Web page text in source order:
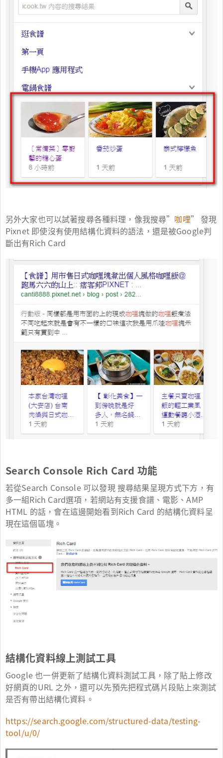
另外大家也可以試著搜尋各種料理，像我搜尋” 咖哩” 發現
Pixnet 即使沒有使用結構化資料的語法，還是被Google判
斷出有Rich Card
Search Console Rich Card 功能
若從Search Console 可以發現 搜尋結果呈現方式下方，有
多一組Rich Card選項，若網站有支援食譜、電影、AMP
HTML 的話，會在這邊開始看到Rich Card 的結構化資料呈
現在這個區塊。
結構化資料線上測試工具
Google 也一併更新了結構化資料測試工具，除了貼上修改
好網頁的URL 之外，還可以先預先把程式碼片段貼上來測試
是否有帶出結構化資料。
https://search.google.com/structured-data/testing-
tool/u/0/